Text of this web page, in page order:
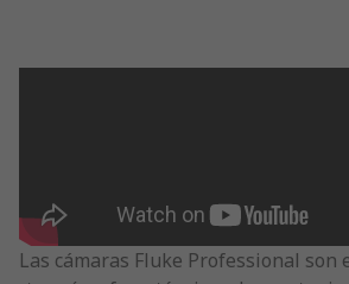
Las cámaras Fluke Professional son